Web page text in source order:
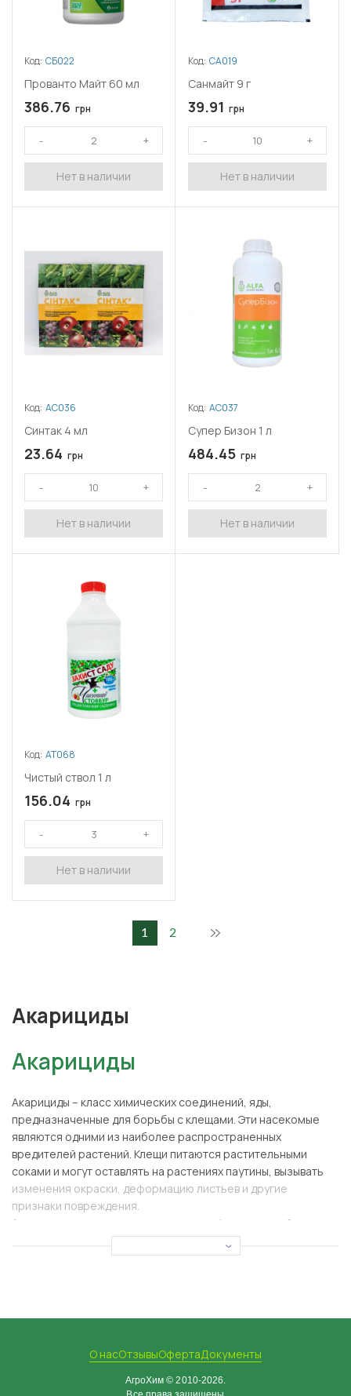
Код: СБ022
Прованто Майт 60 мл
386.76 грн
Нет в наличии
Код: СА019
Санмайт 9 г
39.91 грн
Нет в наличии
Код: АС036
Синтак 4 мл
23.64 грн
Нет в наличии
Код: АС037
Супер Бизон 1 л
484.45 грн
Нет в наличии
Код: АТ068
Чистый ствол 1 л
156.04 грн
Нет в наличии
1 2
Акарициды
Акарициды
Акарициды – класс химических соединений, яды,
предназначенные для борьбы с клещами. Эти насекомые
являются одними из наиболее распространенных
вредителей растений. Клещи питаются растительными
соками и могут оставлять на растениях паутины, вызывать
изменения окраски, деформацию листьев и другие
признаки повреждения.
Акарицидные препараты имеют специфическое действие на
клещей и других вредителей, что делает их ценными
инструментами в сельском хозяйстве.
Любые средства от вредителей нацелены на устранение
последствий воздействия этих составов на окружающую
среду и человеческое здоровье. По виду действия
различают контактный, кишечный, системный акарициды.
О насОтзывыОфертаДокументы
АгроХим © 2010-2026.